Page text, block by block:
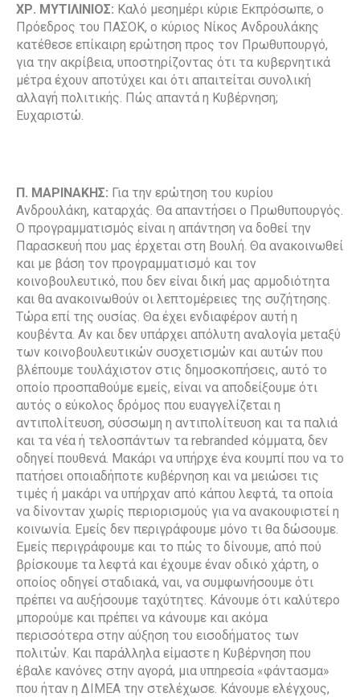
ΧΡ. ΜΥΤΙΛΙΝΙΟΣ: Καλό μεσημέρι κύριε Εκπρόσωπε, ο
Πρόεδρος του ΠΑΣΟΚ, ο κύριος Νίκος Ανδρουλάκης
κατέθεσε επίκαιρη ερώτηση προς τον Πρωθυπουργό,
για την ακρίβεια, υποστηρίζοντας ότι τα κυβερνητικά
μέτρα έχουν αποτύχει και ότι απαιτείται συνολική
αλλαγή πολιτικής. Πώς απαντά η Κυβέρνηση;
Ευχαριστώ.
Π. ΜΑΡΙΝΑΚΗΣ: Για την ερώτηση του κυρίου
Ανδρουλάκη, καταρχάς. Θα απαντήσει ο Πρωθυπουργός.
Ο προγραμματισμός είναι η απάντηση να δοθεί την
Παρασκευή που μας έρχεται στη Βουλή. Θα ανακοινωθεί
και με βάση τον προγραμματισμό και τον
κοινοβουλευτικό, που δεν είναι δική μας αρμοδιότητα
και θα ανακοινωθούν οι λεπτομέρειες της συζήτησης.
Τώρα επί της ουσίας. Θα έχει ενδιαφέρον αυτή η
κουβέντα. Αν και δεν υπάρχει απόλυτη αναλογία μεταξύ
των κοινοβουλευτικών συσχετισμών και αυτών που
βλέπουμε τουλάχιστον στις δημοσκοπήσεις, αυτό το
οποίο προσπαθούμε εμείς, είναι να αποδείξουμε ότι
αυτός ο εύκολος δρόμος που ευαγγελίζεται η
αντιπολίτευση, σύσσωμη η αντιπολίτευση και τα παλιά
και τα νέα ή τελοσπάντων τα rebranded κόμματα, δεν
οδηγεί πουθενά. Μακάρι να υπήρχε ένα κουμπί που να το
πατήσει οποιαδήποτε κυβέρνηση και να μειώσει τις
τιμές ή μακάρι να υπήρχαν από κάπου λεφτά, τα οποία
να δίνονταν χωρίς περιορισμούς για να ανακουφιστεί η
κοινωνία. Εμείς δεν περιγράφουμε μόνο τι θα δώσουμε.
Εμείς περιγράφουμε και το πώς το δίνουμε, από πού
βρίσκουμε τα λεφτά και έχουμε έναν οδικό χάρτη, ο
οποίος οδηγεί σταδιακά, ναι, να συμφωνήσουμε ότι
πρέπει να αυξήσουμε ταχύτητες. Κάνουμε ότι καλύτερο
μπορούμε και πρέπει να κάνουμε και ακόμα
περισσότερα στην αύξηση του εισοδήματος των
πολιτών. Και παράλληλα είμαστε η Κυβέρνηση που
έβαλε κανόνες στην αγορά, μια υπηρεσία «φάντασμα»
που ήταν η ΔΙΜΕΑ την στελέχωσε. Κάνουμε ελέγχους,